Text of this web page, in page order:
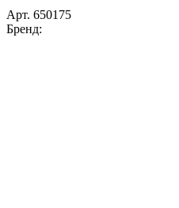
Арт. 650175
Бренд: